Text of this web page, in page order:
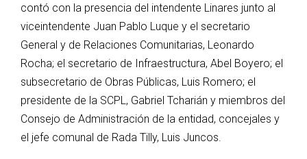
contó con la presencia del intendente Linares junto al
viceintendente Juan Pablo Luque y el secretario
General y de Relaciones Comunitarias, Leonardo
Rocha; el secretario de Infraestructura, Abel Boyero; el
subsecretario de Obras Públicas, Luis Romero; el
presidente de la SCPL, Gabriel Tcharián y miembros del
Consejo de Administración de la entidad, concejales y
el jefe comunal de Rada Tilly, Luis Juncos.